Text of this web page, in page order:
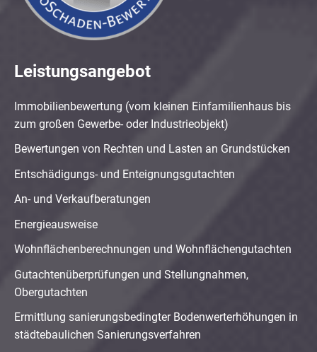
Leistungsangebot
Immobilienbewertung (vom kleinen Einfamilienhaus bis
zum großen Gewerbe- oder Industrieobjekt)
Bewertungen von Rechten und Lasten an Grundstücken
Entschädigungs- und Enteignungsgutachten
An- und Verkaufberatungen
Energieausweise
Wohnflächenberechnungen und Wohnflächengutachten
Gutachtenüberprüfungen und Stellungnahmen,
Obergutachten
Ermittlung sanierungsbedingter Bodenwerterhöhungen in
städtebaulichen Sanierungsverfahren